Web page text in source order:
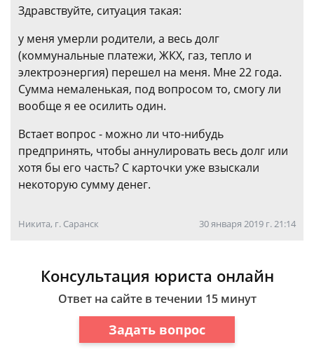
Здравствуйте, ситуация такая:
у меня умерли родители, а весь долг
(коммунальные платежи, ЖКХ, газ, тепло и
электроэнергия) перешел на меня. Мне 22 года.
Сумма немаленькая, под вопросом то, смогу ли
вообще я ее осилить один.
Встает вопрос - можно ли что-нибудь
предпринять, чтобы аннулировать весь долг или
хотя бы его часть? С карточки уже взыскали
некоторую сумму денег.
Никита, г. Саранск 30 января 2019 г. 21:14
Консультация юриста онлайн
Ответ на сайте в течении 15 минут
Задать вопрос